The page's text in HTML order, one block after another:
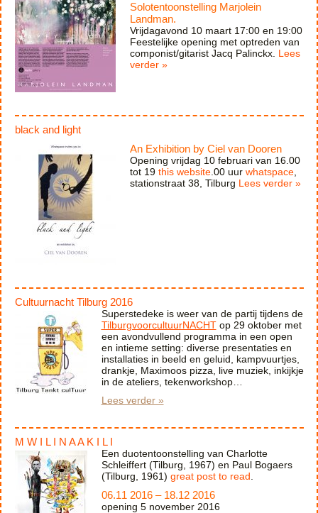
Solotentoonstelling Marjolein
Landman.
Vrijdagavond 10 maart 17:00 en 19:00
Feestelijke opening met optreden van
componist/gitarist Jacq Palinckx. Lees
verder »
black and light
An Exhibition by Ciel van Dooren
Opening vrijdag 10 februari van 16.00
tot 19 this website.00 uur whatspace,
stationstraat 38, Tilburg Lees verder »
Cultuurnacht Tilburg 2016
Superstedeke is weer van de partij tijdens de
TilburgvoorcultuurNACHTop 29 oktober met
een avondvullend programma in een open
en intieme setting: diverse presentaties en
installaties in beeld en geluid, kampvuurtjes,
drankje, Maximoos pizza, live muziek, inkijkje
in de ateliers, tekenworkshop…
Lees verder »
M W I L I N A A K I L I
Een duotentoonstelling van Charlotte
Schleiffert (Tilburg, 1967) en Paul Bogaers
(Tilburg, 1961) great post to read
06.11 2016 – 18.12 2016
opening 5 november 2016